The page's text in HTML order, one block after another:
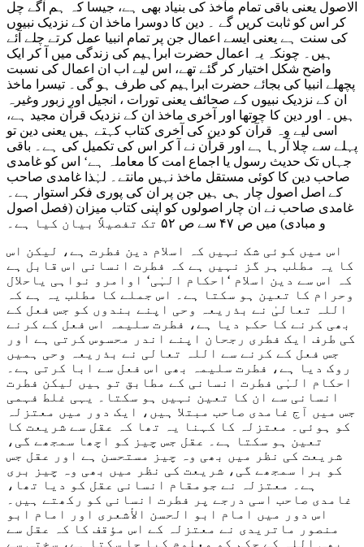
الاصول یعنی باقی تمام مآخذ کی بنیاد بھی ہے، جیسا کہ ہم آگے چل
کر اس کو ثابت کریں گے ۔ دین کا دوسرا ماخذ ان کے نزدیک نبیوں
کی سنت ہے یعنی ایسے اعمال جن پر تمام انبیا عمل کرتے چلے آئے
ہیں۔ چونکہ یہ اعمال حضرت ابراہیم کی زندگی میں آ کر ایک
واضح شکل اختیار کر گئے تھے، اس لیے اب ان اعمال کی نسبت
پچھلے انبیا کی بجائے حضرت ابراہیم کی طرف ہو گی۔ تیسرا ماخذ
ان کے نزدیک نبیوں کے صحائف یعنی تورات ، انجیل اور زبور وغیرہ
ہیں۔ اور دین کا چوتھا اور آخری ماخذ ان کے نزدیک قرآن مجید ہے،
اسی لیے وہ قرآن کو دین کی آخری کتاب کہتے ہیں یعنی دین تو
پہلے سے چلا آرہا ہے اور قرآن نے آ کر اس کی تکمیل کی ہے۔ باقی
جہاں تک حدیث رسول یا اجماع امت کا معاملہ ہے‘ اس کو غامدی
صاحب دین کا کوئی مستقل ماخذ نہیں مانتے۔ لہٰذا غامدی صاحب
کے اصل اصول چار ہی ہیں جن پر ان کی پوری فکر استوار ہے۔
غامدی صاحب نے ان چار اصولوں کو اپنی کتاب میزان (فصل اصول
اس میں کوئی شک نہیں کہ اسلام دین فطرت ہے، لیکن اس
کا یہ مطلب ہر گز نہیں ہے کہ فطرت انسانی اس قابل ہے
کہ اس سے دین اسلام ‘احکام الہٰی‘ اوامرو نواہی یاحلال
وحرام کا تعین ہو سکتا ہے۔ اس جملے کا مطلب یہ ہے کہ
اللہ تعالیٰ نے بذریعہ وحی اپنے بندوں کو جس فعل کے
بھی کرنے کا حکم دیا ہے، فطرت سلیمہ اس فعل کے کرنے
کی طرف ایک فطری رجحان اپنے اندر محسوس کرتی ہے اور
جس فعل کے کرنے سے اللہ تعالی نے بذریعہ وحی ہمیں
روک دیا ہے، فطرت سلیمہ بھی اس فعل سے ابا کرتی ہے۔
احکام الہٰی فطرت انسانی کے مطابق تو ہیں لیکن فطرت
انسانی سے ان کا تعین نہیں ہو سکتا۔ یہی غلط فہمی
جس میں آج غامدی صاحب مبتلا ہیں، ایک دور میں معتزلہ
کو ہوئی۔ معتزلہ کا کہنا یہ تھا کہ عقل سے شریعت کا
تعین ہو سکتا ہے۔ عقل جس چیز کو اچھا سمجھے گی،
شریعت کی نظر میں بھی وہ چیز مستحسن ہے اور عقل جس
کو برا سمجھے گی، شریعت کی نظر میں بھی وہ چیز بری
ہے۔ معتزلہ نے جومقام انسانی عقل کو دیا تھا،
غامدی صاحب اسی درجے پر فطرت انسانی کو رکھتے ہیں۔
اس دور میں امام ابو الحسن الأشعری اور امام ابو
منصور ماتریدی نے معتزلہ کے اس مؤقف کا کہ عقل سے
بھی اللہ کے حکم کو معلوم کیا جا سکتا ہے، سختی سے